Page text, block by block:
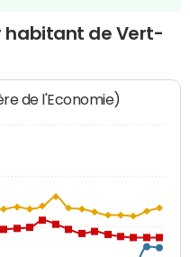
habitant de Vert-
de l'Economie)